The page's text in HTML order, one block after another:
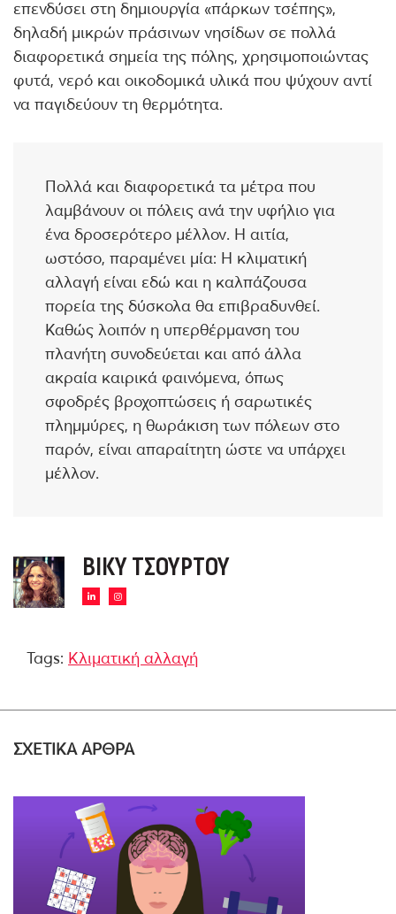
επενδύσει στη δημιουργία «πάρκων τσέπης»,
δηλαδή μικρών πράσινων νησίδων σε πολλά
διαφορετικά σημεία της πόλης, χρησιμοποιώντας
φυτά, νερό και οικοδομικά υλικά που ψύχουν αντί
να παγιδεύουν τη θερμότητα.
Πολλά και διαφορετικά τα μέτρα που
λαμβάνουν οι πόλεις ανά την υφήλιο για
ένα δροσερότερο μέλλον. Η αιτία,
ωστόσο, παραμένει μία: Η κλιματική
αλλαγή είναι εδώ και η καλπάζουσα
πορεία της δύσκολα θα επιβραδυνθεί.
Καθώς λοιπόν η υπερθέρμανση του
πλανήτη συνοδεύεται και από άλλα
ακραία καιρικά φαινόμενα, όπως
σφοδρές βροχοπτώσεις ή σαρωτικές
πλημμύρες, η θωράκιση των πόλεων στο
παρόν, είναι απαραίτητη ώστε να υπάρχει
μέλλον.
ΒΊΚΥ ΤΣΟΎΡΤΟΥ
Tags: Κλιματική αλλαγή
ΣΧΕΤΙΚΑ ΑΡΘΡΑ